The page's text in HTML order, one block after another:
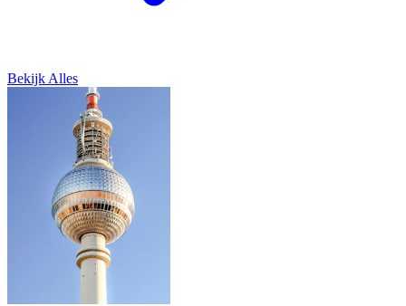
Bekijk Alles